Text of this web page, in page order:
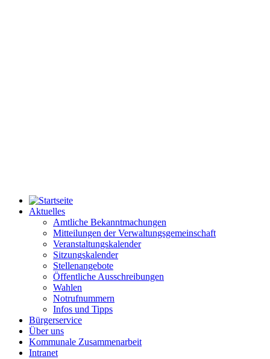
Aktuelles
Amtliche Bekanntmachungen
Mitteilungen der Verwaltungsgemeinschaft
Veranstaltungskalender
Sitzungskalender
Stellenangebote
Öffentliche Ausschreibungen
Wahlen
Notrufnummern
Infos und Tipps
Bürgerservice
Über uns
Kommunale Zusammenarbeit
Intranet